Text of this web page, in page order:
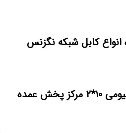
کابل شبکه نگزنس
پخش عمده